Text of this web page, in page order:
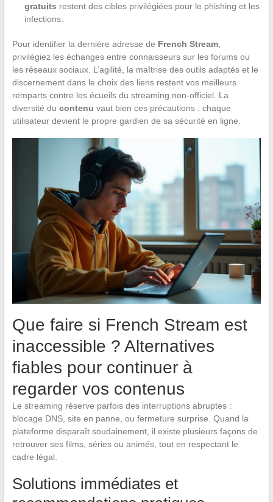
gratuits restent des cibles privilégiées pour le phishing et les
infections.
Pour identifier la dernière adresse de French Stream,
privilégiez les échanges entre connaisseurs sur les forums ou
les réseaux sociaux. L’agilité, la maîtrise des outils adaptés et le
discernement dans le choix des liens restent vos meilleurs
remparts contre les écueils du streaming non-officiel. La
diversité du contenu vaut bien ces précautions : chaque
utilisateur devient le propre gardien de sa sécurité en ligne.
Que faire si French Stream est
inaccessible ? Alternatives
fiables pour continuer à
regarder vos contenus
Le streaming réserve parfois des interruptions abruptes :
blocage DNS, site en panne, ou fermeture surprise. Quand la
plateforme disparaît soudainement, il existe plusieurs façons de
retrouver ses films, séries ou animés, tout en respectant le
cadre légal.
Solutions immédiates et